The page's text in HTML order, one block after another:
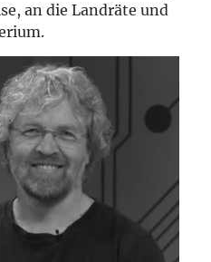
an die Landräte und